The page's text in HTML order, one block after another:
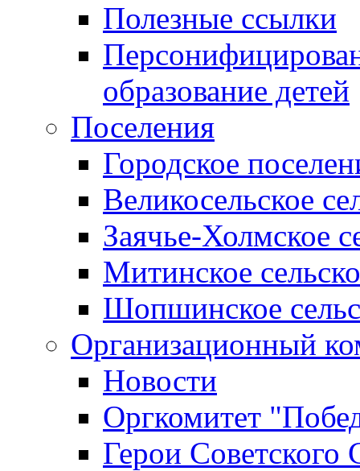
Полезные ссылки
образование детей
Поселения
Городское
Великосельское
Заячье-Холмское
Митинское
Шопшинское
Организационный
Новости
Оргкомитет
Герои Советского